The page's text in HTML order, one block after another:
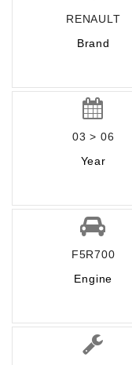
RENAULT
Brand
03 > 06
Year
F5R700
Engine